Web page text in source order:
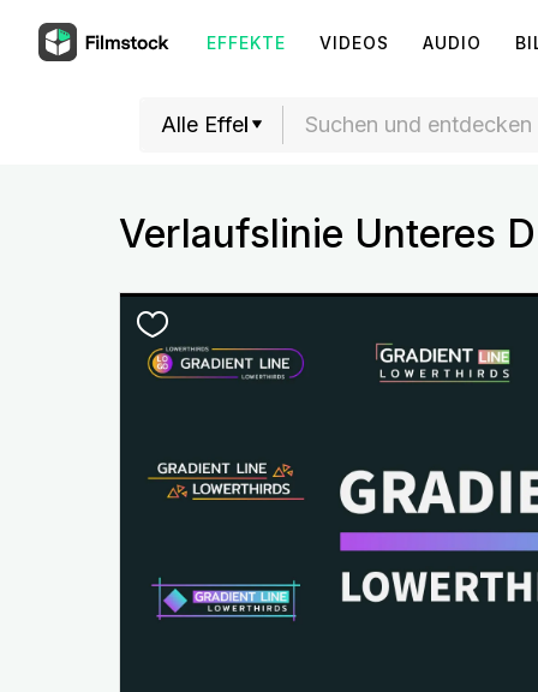
EFFEKTE VIDEOS AUDIO
Verlaufslinie Unteres